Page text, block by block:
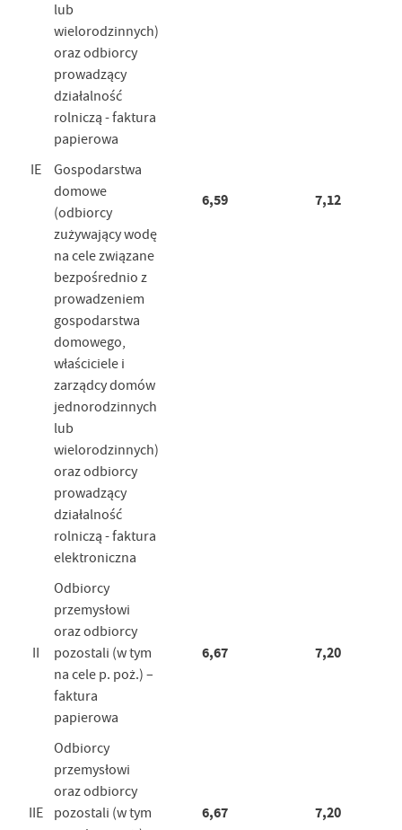
lub
wielorodzinnych)
oraz odbiorcy
prowadzący
działalność
rolniczą - faktura
papierowa
IE
Gospodarstwa
domowe
(odbiorcy
zużywający wodę
na cele związane
bezpośrednio z
prowadzeniem
gospodarstwa
domowego,
właściciele i
zarządcy domów
jednorodzinnych
lub
wielorodzinnych)
oraz odbiorcy
prowadzący
działalność
rolniczą - faktura
elektroniczna
6,59 7,12
II
Odbiorcy
przemysłowi
oraz odbiorcy
pozostali (w tym
na cele p. poż.) –
faktura
papierowa
6,67 7,20
IIE
Odbiorcy
przemysłowi
oraz odbiorcy
pozostali (w tym
6,67 7,20